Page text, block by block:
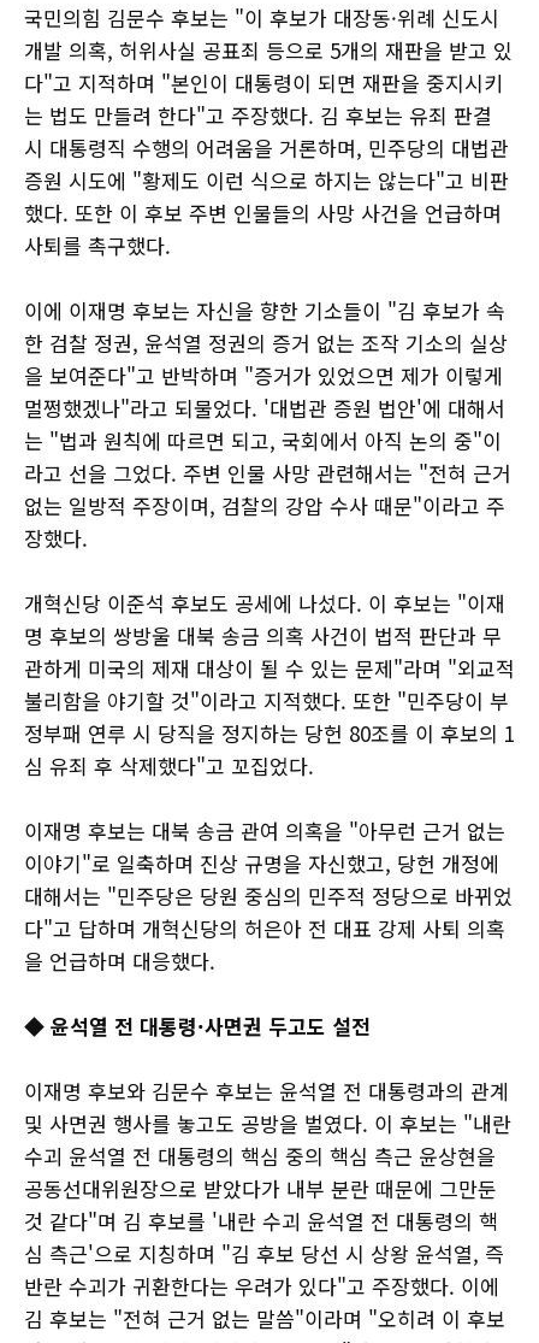
국민의힘 김문수 후보는 "이 후보가 대장동·위례 신도시
개발 의혹, 허위사실 공표죄 등으로 5개의 재판을 받고 있
다"고 지적하며 "본인이 대통령이 되면 재판을 중지시키
는 법도 만들려 한다"고 주장했다. 김 후보는 유죄 판결
시 대통령직 수행의 어려움을 거론하며, 민주당의 대법관
증원 시도에 "황제도 이런 식으로 하지는 않는다"고 비판
했다. 또한 이 후보 주변 인물들의 사망 사건을 언급하며
사퇴를 촉구했다.
이에 이재명 후보는 자신을 향한 기소들이 "김 후보가 속
한 검찰 정권, 윤석열 정권의 증거 없는 조작 기소의 실상
을 보여준다"고 반박하며 "증거가 있었으면 제가 이렇게
멀쩡했겠나"라고 되물었다. '대법관 증원 법안'에 대해서
는 "법과 원칙에 따르면 되고, 국회에서 아직 논의 중"이
라고 선을 그었다. 주변 인물 사망 관련해서는 "전혀 근거
없는 일방적 주장이며, 검찰의 강압 수사 때문"이라고 주
장했다.
개혁신당 이준석 후보도 공세에 나섰다. 이 후보는 "이재
명 후보의 쌍방울 대북 송금 의혹 사건이 법적 판단과 무
관하게 미국의 제재 대상이 될 수 있는 문제"라며 "외교적
불리함을 야기할 것"이라고 지적했다. 또한 "민주당이 부
정부패 연루 시 당직을 정지하는 당헌 80조를 이 후보의 1
심 유죄 후 삭제했다"고 꼬집었다.
이재명 후보는 대북 송금 관여 의혹을 "아무런 근거 없는
이야기"로 일축하며 진상 규명을 자신했고, 당헌 개정에
대해서는 "민주당은 당원 중심의 민주적 정당으로 바뀌었
다"고 답하며 개혁신당의 허은아 전 대표 강제 사퇴 의혹
을 언급하며 대응했다.
◆ 윤석열 전 대통령·사면권 두고도 설전
이재명 후보와 김문수 후보는 윤석열 전 대통령과의 관계
및 사면권 행사를 놓고도 공방을 벌였다. 이 후보는 "내란
수괴 윤석열 전 대통령의 핵심 중의 핵심 측근 윤상현을
공동선대위원장으로 받았다가 내부 분란 때문에 그만둔
것 같다"며 김 후보를 '내란 수괴 윤석열 전 대통령의 핵
심 측근'으로 지칭하며 "김 후보 당선 시 상왕 윤석열, 즉
반란 수괴가 귀환한다는 우려가 있다"고 주장했다. 이에
김 후보는 "전혀 근거 없는 말씀"이라며 "오히려 이 후보